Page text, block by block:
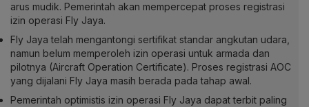
arus mudik. Pemerintah akan mempercepat proses registrasi
izin operasi Fly Jaya.
Fly Jaya telah mengantongi sertifikat standar angkutan udara,
namun belum memperoleh izin operasi untuk armada dan
pilotnya (Aircraft Operation Certificate). Proses registrasi AOC
yang dijalani Fly Jaya masih berada pada tahap awal.
Pemerintah optimistis izin operasi Fly Jaya dapat terbit paling